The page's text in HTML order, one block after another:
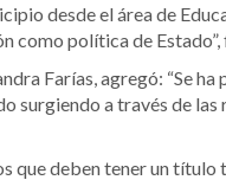
desde el área de
como política de
Farías, agregó: “Se
surgiendo a través de las
que deben tener un